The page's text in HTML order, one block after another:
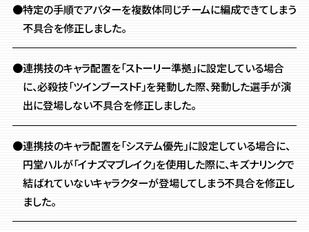
●特定の手順でアバターを複数体同じチームに編成できてしまう
不具合を修正しました。
●連携技のキャラ配置を「ストーリー準拠」に設定している場合
に、必殺技「ツインブーストF」を発動した際、発動した選手が演
出に登場しない不具合を修正しました。
●連携技のキャラ配置を「システム優先」に設定している場合に、
円堂ハルが「イナズマブレイク」を使用した際に、キズナリンクで
結ばれていないキャラクターが登場してしまう不具合を修正し
ました。